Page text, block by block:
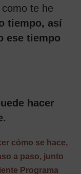
te he
tiempo, así
ese tiempo
hacer
cómo se hace,
a paso, junto
Programa